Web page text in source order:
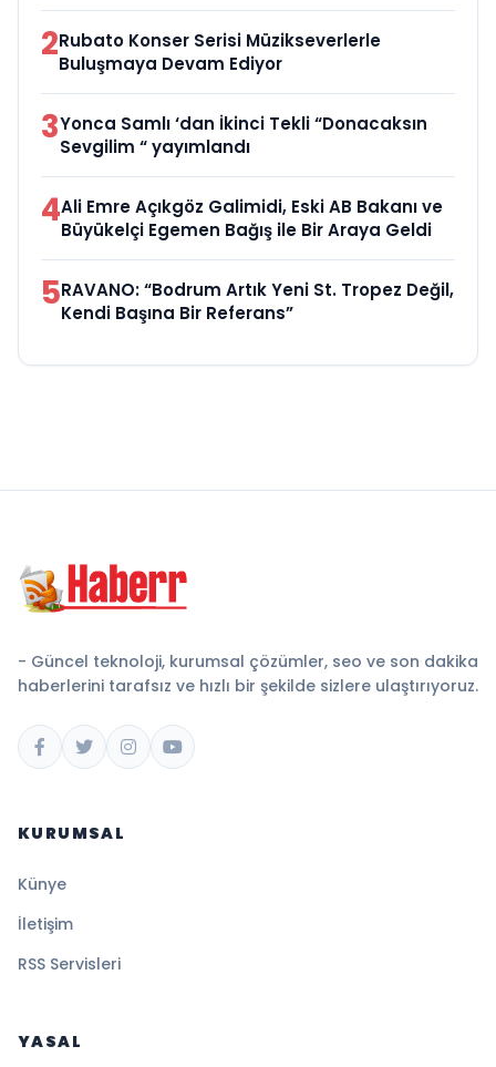
2Rubato Konser Serisi Müzikseverlerle
Buluşmaya Devam Ediyor
3Yonca Samlı ‘dan İkinci Tekli “Donacaksın
Sevgilim “ yayımlandı
4Ali Emre Açıkgöz Galimidi, Eski AB Bakanı ve
Büyükelçi Egemen Bağış ile Bir Araya Geldi
5RAVANO: “Bodrum Artık Yeni St. Tropez Değil,
Kendi Başına Bir Referans”
- Güncel teknoloji, kurumsal çözümler, seo ve son dakika
haberlerini tarafsız ve hızlı bir şekilde sizlere ulaştırıyoruz.
KURUMSAL
Künye
İletişim
RSS Servisleri
YASAL